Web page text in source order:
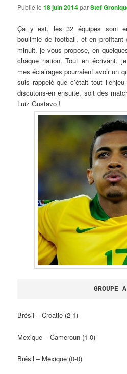
Publié le18 juin 2014parStef
Ça y est, les 32 équipes sont
boulimie de football, et en profitant
minuit, je vous propose, en
chaque nation. Tout en écrivant,
mes éclairages pourraient avoir un
suis rappelé que c’était tout
discutons-en ensuite, soit des
Luiz Gustavo !
GROUPE
Brésil – Croatie (2-1)
Mexique – Cameroun (1-0)
Brésil – Mexique (0-0)